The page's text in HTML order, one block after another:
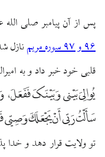
پس از آن پیامبر صلی
۹۶ و ۹۷ سوره مریم
نازل
قلبی خود خبر داد و به
یُوالِیَ بَیْنی وَ بَیْنَکَ
سَأَلْتُ رَبّی أَنْ یَجْعَلَکَ
تو ولایت قرار دهد و خدا